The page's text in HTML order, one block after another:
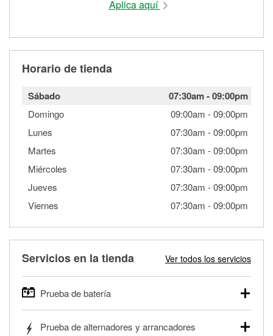
Aplica aquí
Horario de tienda
Sábado 07:30am-09:00pm
Domingo 09:00am -09:00pm
Lunes
07:30am -09:00pm
Martes
07:30am -09:00pm
Miércoles
07:30am -09:00pm
Jueves
07:30am -09:00pm
Viernes
07:30am -09:00pm
Servicios en la tienda Ver todos los servicios
Prueba de batería
autos, camionetas, SUVs, vehículos comerciales y
Prueba de alternadores y arrancadores